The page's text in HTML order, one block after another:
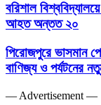
বরিশাল
আহত অন্তত ২০
পিরোজপুরে ভাসমান
বাণিজ্য ও পর্যটনের
― Advertisement ―